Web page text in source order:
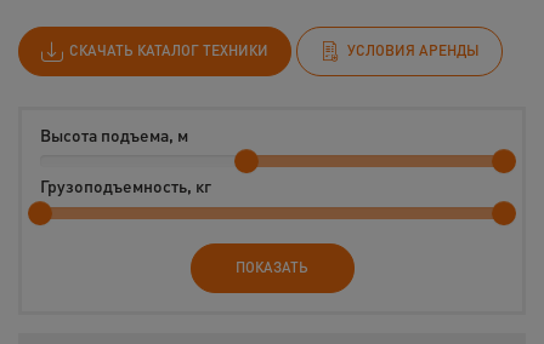
СКАЧАТЬ КАТАЛОГ ТЕХНИКИ УСЛОВИЯ АРЕНДЫ
Высота подъема, м
Грузоподъемность, кг
ПОКАЗАТЬ